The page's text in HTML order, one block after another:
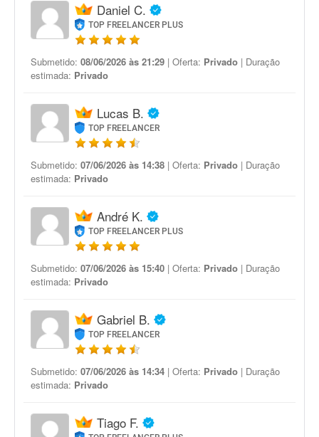
Daniel C.
TOP FREELANCER PLUS
Submetido: 08/06/2026 às 21:29 | Oferta: Privado | Duração
estimada: Privado
Lucas B.
TOP FREELANCER
Submetido: 07/06/2026 às 14:38 | Oferta: Privado | Duração
estimada: Privado
André K.
TOP FREELANCER PLUS
Submetido: 07/06/2026 às 15:40 | Oferta: Privado | Duração
estimada: Privado
Gabriel B.
TOP FREELANCER
Submetido: 07/06/2026 às 14:34 | Oferta: Privado | Duração
estimada: Privado
Tiago F.